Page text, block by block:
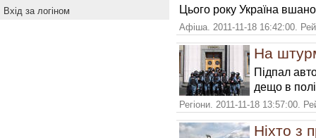
Вхiд за логiном Цього року Україна
Афіша. 2011-11-18 16:42:00.
На
Підпал
дещо в
Регіони. 2011-11-18 13:57:00.
Ніхто з